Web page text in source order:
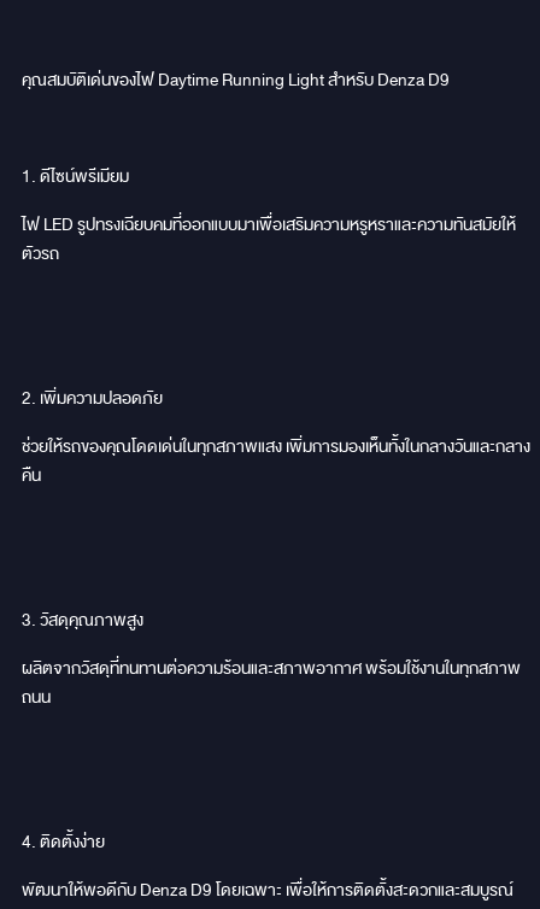
คุณสมบัติเด่นของไฟ Daytime Running Light สำหรับ Denza D9
1. ดีไซน์พรีเมียม
ไฟ LED รูปทรงเฉียบคมที่ออกแบบมาเพื่อเสริมความหรูหราและความทันสมัยให้
ตัวรถ
2. เพิ่มความปลอดภัย
ช่วยให้รถของคุณโดดเด่นในทุกสภาพแสง เพิ่มการมองเห็นทั้งในกลางวันและกลาง
คืน
3. วัสดุคุณภาพสูง
ผลิตจากวัสดุที่ทนทานต่อความร้อนและสภาพอากาศ พร้อมใช้งานในทุกสภาพ
ถนน
4. ติดตั้งง่าย
พัฒนาให้พอดีกับ Denza D9 โดยเฉพาะ เพื่อให้การติดตั้งสะดวกและสมบูรณ์